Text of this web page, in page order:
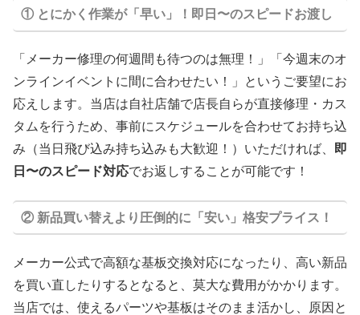
① とにかく作業が「早い」！即日〜のスピードお渡し
「メーカー修理の何週間も待つのは無理！」「今週末のオ
ンラインイベントに間に合わせたい！」というご要望にお
応えします。当店は自社店舗で店長自らが直接修理・カス
タムを行うため、事前にスケジュールを合わせてお持ち込
み（当日飛び込み持ち込みも大歓迎！）いただければ、
即
日〜のスピード対応でお返しすることが可能です！
② 新品買い替えより圧倒的に「安い」格安プライス！
メーカー公式で高額な基板交換対応になったり、高い新品
を買い直したりするとなると、莫大な費用がかかります。
当店では、使えるパーツや基板はそのまま活かし、原因と